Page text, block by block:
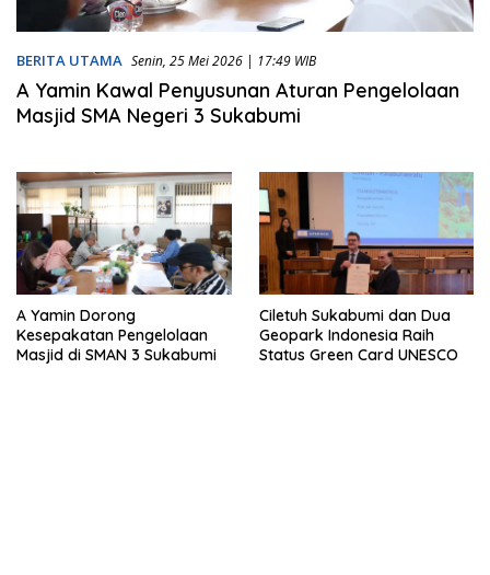
BERITA UTAMA Senin, 25 Mei 2026 | 17:49 WIB
A Yamin Kawal Penyusunan Aturan Pengelolaan
Masjid SMA Negeri 3 Sukabumi
A Yamin Dorong
Kesepakatan Pengelolaan
Masjid di SMAN 3 Sukabumi
Ciletuh Sukabumi dan Dua
Geopark Indonesia Raih
Status Green Card UNESCO